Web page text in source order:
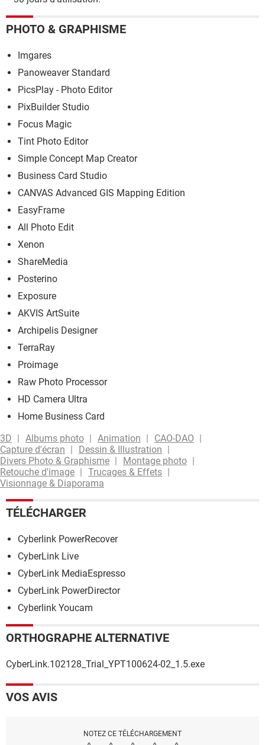
PHOTO & GRAPHISME
Imgares
Panoweaver Standard
PicsPlay - Photo Editor
PixBuilder Studio
Focus Magic
Tint Photo Editor
Simple Concept Map Creator
Business Card Studio
CANVAS Advanced GIS Mapping Edition
EasyFrame
All Photo Edit
Xenon
ShareMedia
Posterino
Exposure
AKVIS ArtSuite
Archipelis Designer
TerraRay
Proimage
Raw Photo Processor
HD Camera Ultra
Home Business Card
3D
Albums photo Animation
CAO-DAO
Capture d'écran
Dessin & Illustration
Divers Photo & Graphisme
Montage photo
Retouche d'image
Trucages & Effets
Visionnage & Diaporama
TÉLÉCHARGER
Cyberlink PowerRecover
CyberLink Live
CyberLink MediaEspresso
CyberLink PowerDirector
Cyberlink Youcam
ORTHOGRAPHE ALTERNATIVE
CyberLink.102128_Trial_YPT100624-02_1.5.exe
VOS AVIS
NOTEZ CE TÉLÉCHARGEMENT